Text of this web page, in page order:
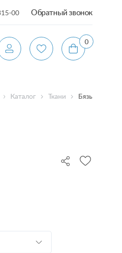
00 Обратный звонок
0
Каталог Ткани Бязь